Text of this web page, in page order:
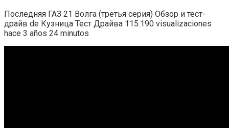
Последняя ГАЗ 21 Волга (третья серия) Обзор и тест-
драйв de Кузница Тест Драйва 115.190 visualizaciones
hace 3 años 24 minutos